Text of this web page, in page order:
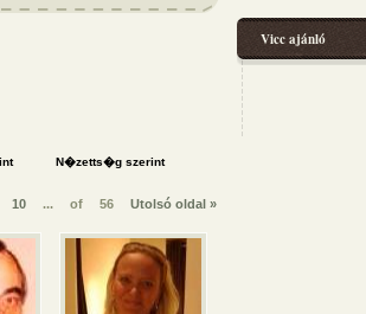
10 ... of 56 Utolsó oldal »
Vicc ajánló